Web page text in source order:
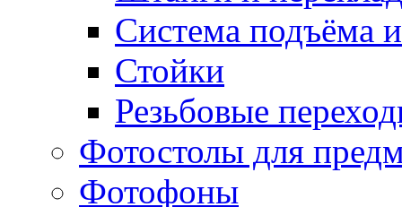
Система подъёма
Стойки
Резьбовые
Фотостолы для
Фотофоны